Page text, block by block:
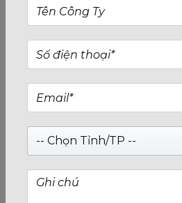
Motherboard
-- Chọn Tỉnh/TP --